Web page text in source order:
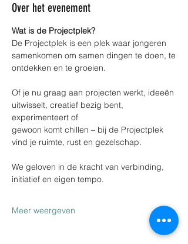
Over het evenement
Wat is de Projectplek?
De Projectplek is een plek waar jongeren
samenkomen om samen dingen te doen, te
ontdekken en te groeien.
Of je nu graag aan projecten werkt, ideeën
uitwisselt, creatief bezig bent,
experimenteert of
gewoon komt chillen – bij de Projectplek
vind je ruimte, rust en gezelschap.
We geloven in de kracht van verbinding,
initiatief en eigen tempo.
Meer weergeven